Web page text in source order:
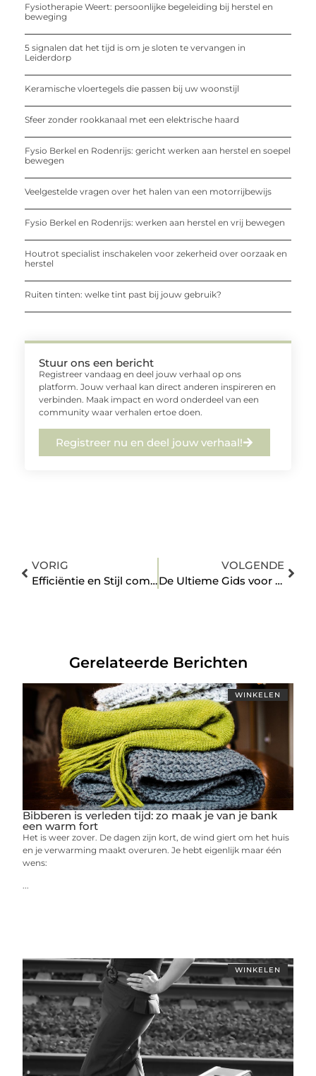
Fysiotherapie Weert: persoonlijke begeleiding bij herstel en
beweging
5 signalen dat het tijd is om je sloten te vervangen in
Leiderdorp
Keramische vloertegels die passen bij uw woonstijl
Sfeer zonder rookkanaal met een elektrische haard
Fysio Berkel en Rodenrijs: gericht werken aan herstel en soepel
bewegen
Veelgestelde vragen over het halen van een motorrijbewijs
Fysio Berkel en Rodenrijs: werken aan herstel en vrij bewegen
Houtrot specialist inschakelen voor zekerheid over oorzaak en
herstel
Ruiten tinten: welke tint past bij jouw gebruik?
Stuur ons een bericht
Registreer vandaag en deel jouw verhaal op ons
platform. Jouw verhaal kan direct anderen inspireren en
verbinden. Maak impact en word onderdeel van een
community waar verhalen ertoe doen.
Registreer nu en deel jouw verhaal!
VORIG
Efficiëntie en Stijl combineren met Kantoorartikelen in Huizen
VOLGENDE
De Ultieme Gids voor Ouders over Kinderdagverblijf in Drachten
Gerelateerde Berichten
WINKELEN
Bibberen is verleden tijd: zo maak je van je bank
een warm fort
Het is weer zover. De dagen zijn kort, de wind giert om het huis
en je verwarming maakt overuren. Je hebt eigenlijk maar één
wens:
WINKELEN